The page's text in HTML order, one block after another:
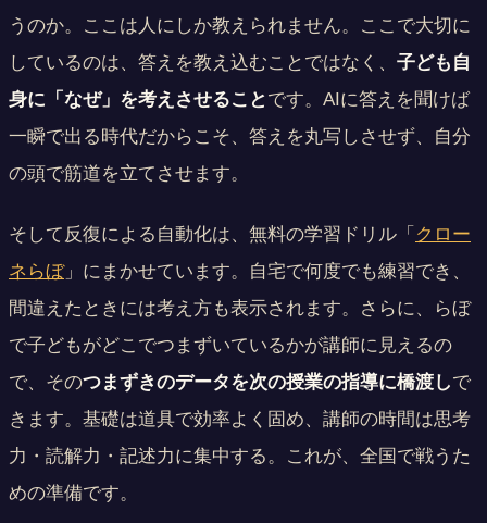
うのか。ここは人にしか教えられません。ここで大切に
しているのは、答えを教え込むことではなく、 子ども自
身に「なぜ」を考えさせること です。AIに答えを聞けば
一瞬で出る時代だからこそ、答えを丸写しさせず、自分
の頭で筋道を立てさせます。
そして反復による自動化は、無料の学習ドリル「 クロー
ネらぼ」にまかせています。自宅で何度でも練習でき、
間違えたときには考え方も表示されます。さらに、らぼ
で子どもがどこでつまずいているかが講師に見えるの
で、そのつまずきのデータを次の授業の指導に橋渡しで
きます。基礎は道具で効率よく固め、講師の時間は思考
力・読解力・記述力に集中する。これが、全国で戦うた
めの準備です。